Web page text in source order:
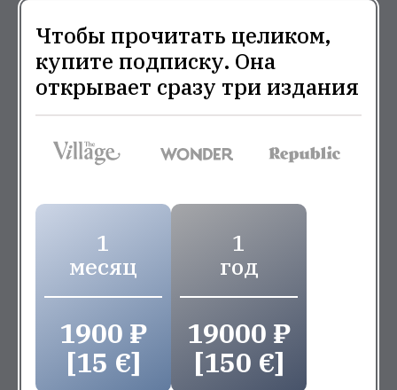
Чтобы прочитать целиком,
купите подписку. Она
открывает сразу три издания
1
месяц
1900 ₽
[15 €]
1
год
19000 ₽
[150 €]